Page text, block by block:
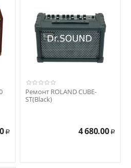
Р
Ремонт ROLAND CUBE-
ST(Black)
4 680.00 Р